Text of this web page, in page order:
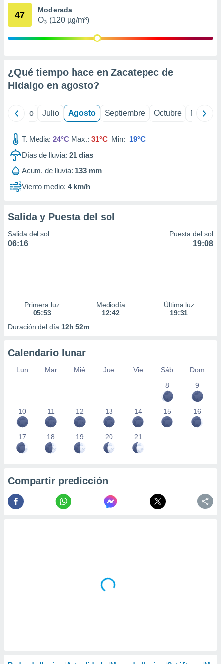
publicidad
1199
47 Moderada
O₃ (120 µg/m³)
¿Qué tiempo hace en Zacatepec de
Hidalgo en agosto?
Junio Julio Agosto Septiembre Octubre
T. Media: 24°C Max.: 31°C Min: 19°C
Días de lluvia: 21 días
Acum. de lluvia: 133 mm
Viento medio: 4 km/h
Salida y Puesta del sol
Salida del sol
06:16
Puesta del sol
19:08
Primera luz
05:53
Mediodía
12:42
Última luz
19:31
Duración del día 12h 52m
Calendario lunar
Lun Mar Mié Jue Vie Sáb
Dom
8
9
10 11 12 13 14 15 16
17 18 19 20 21
Compartir predicción